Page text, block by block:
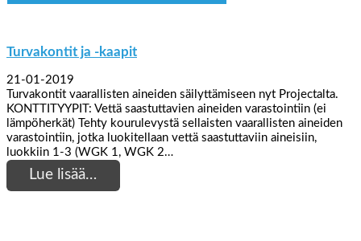
Turvakontit ja -kaapit
21-01-2019
Turvakontit vaarallisten aineiden säilyttämiseen nyt Projectalta.
KONTTITYYPIT: Vettä saastuttavien aineiden varastointiin (ei
lämpöherkät) Tehty kourulevystä sellaisten vaarallisten aineiden
varastointiin, jotka luokitellaan vettä saastuttaviin aineisiin,
luokkiin 1-3 (WGK 1, WGK 2…
Lue lisää…